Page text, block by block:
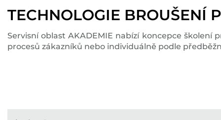
TECHNOLOGIE BROUŠENÍ
Servisní oblast AKADEMIE nabízí koncepce
procesů zákazníků nebo individuálně podle